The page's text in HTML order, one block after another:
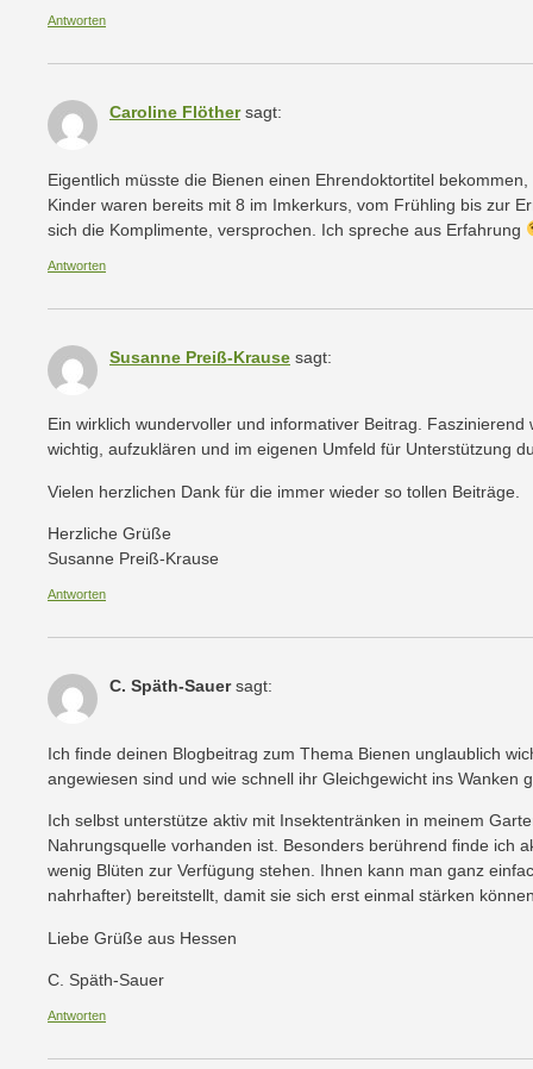
Antworten
Caroline Flöther sagt:
Eigentlich müsste die Bienen einen Ehrendoktortitel
Kinder waren bereits mit 8 im Imkerkurs, vom Frühling bis zur
sich die Komplimente, versprochen. Ich spreche aus Erfahrung
Antworten
Susanne Preiß-Krause sagt:
Ein wirklich wundervoller und informativer Beitrag.
wichtig, aufzuklären und im eigenen Umfeld für Unterstützung
Vielen herzlichen Dank für die immer wieder so tollen Beiträge.
Herzliche Grüße
Susanne Preiß-Krause
Antworten
C. Späth-Sauer sagt:
Ich finde deinen Blogbeitrag zum Thema Bienen unglaublich
angewiesen sind und wie schnell ihr Gleichgewicht ins Wanken
Ich selbst unterstütze aktiv mit Insektentränken in meinem
Nahrungsquelle vorhanden ist. Besonders berührend finde ich
wenig Blüten zur Verfügung stehen. Ihnen kann man ganz
nahrhafter) bereitstellt, damit sie sich erst einmal stärken
Liebe Grüße aus Hessen
C. Späth-Sauer
Antworten